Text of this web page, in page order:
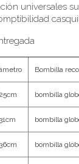
universales
Bombilla
bombilla
bombilla
bombilla